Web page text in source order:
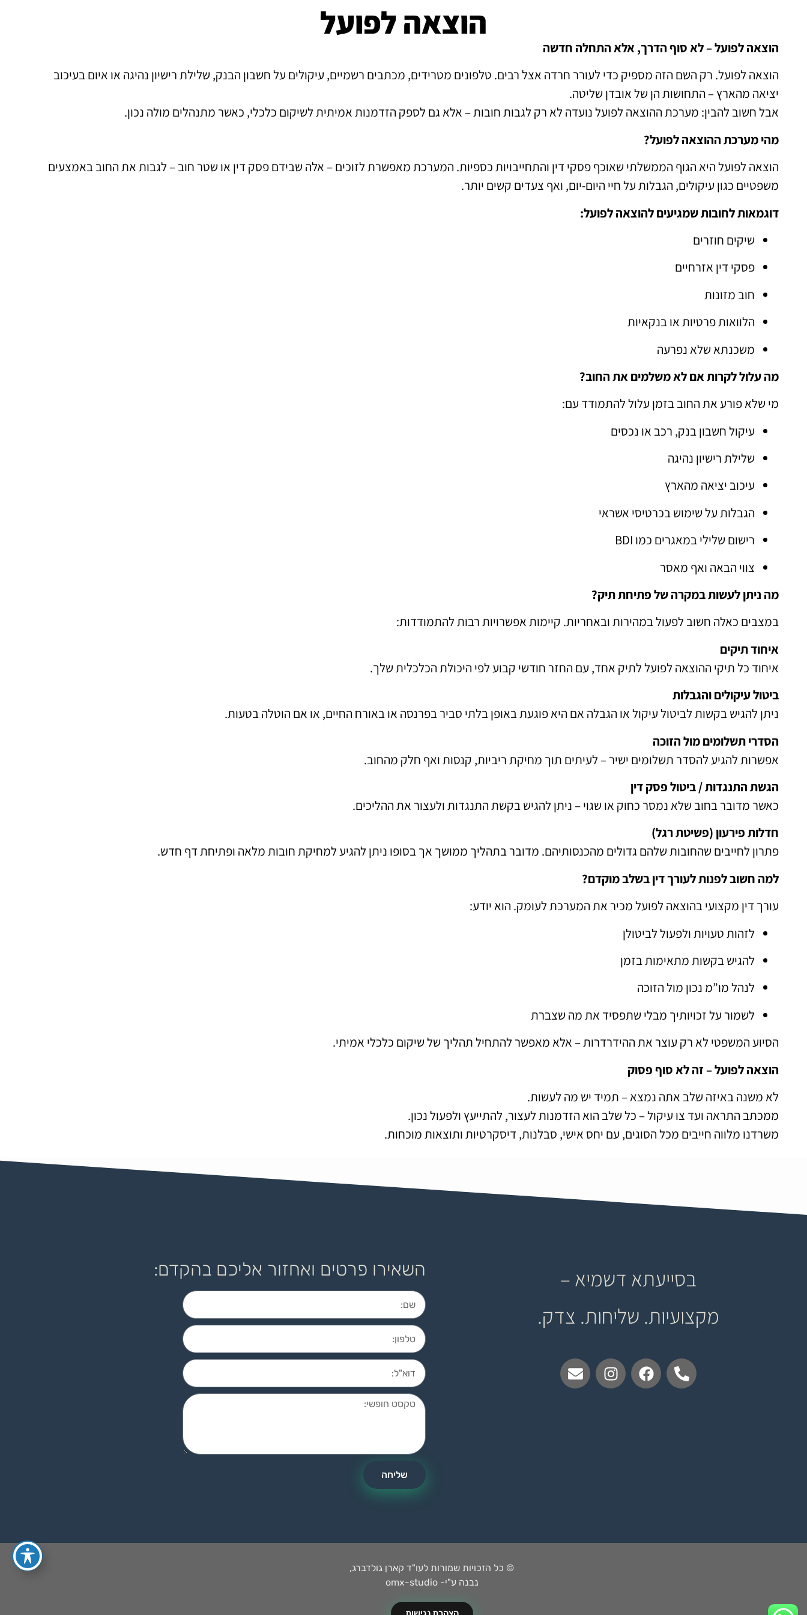
הוצאה לפועל
הוצאה לפועל – לא סוף הדרך, אלא התחלה חדשה
הוצאה לפועל. רק השם הזה מספיק כדי לעורר חרדה אצל רבים. טלפונים מטרידים, מכתבים רשמיים, עיקולים על חשבון הבנק, שלילת רישיון נהיגה או איום בעיכוב
יציאה מהארץ – התחושות הן של אובדן שליטה.
אבל חשוב להבין: מערכת ההוצאה לפועל נועדה לא רק לגבות חובות – אלא גם לספק הזדמנות אמיתית לשיקום כלכלי, כאשר מתנהלים מולה נכון.
מהי מערכת ההוצאה לפועל?
הוצאה לפועל היא הגוף הממשלתי שאוכף פסקי דין והתחייבויות כספיות. המערכת מאפשרת לזוכים – אלה שבידם פסק דין או שטר חוב – לגבות את החוב באמצעים
משפטיים כגון עיקולים, הגבלות על חיי היום-יום, ואף צעדים קשים יותר.
דוגמאות לחובות שמגיעים להוצאה לפועל:
שיקים חוזרים
פסקי דין אזרחיים
חוב מזונות
הלוואות פרטיות או בנקאיות
משכנתא שלא נפרעה
מה עלול לקרות אם לא משלמים את החוב?
מי שלא פורע את החוב בזמן עלול להתמודד עם:
עיקול חשבון בנק, רכב או נכסים
שלילת רישיון נהיגה
עיכוב יציאה מהארץ
הגבלות על שימוש בכרטיסי אשראי
רישום שלילי במאגרים כמו BDI
צווי הבאה ואף מאסר
מה ניתן לעשות במקרה של פתיחת תיק?
במצבים כאלה חשוב לפעול במהירות ובאחריות. קיימות אפשרויות רבות להתמודדות:
איחוד תיקים
איחוד כל תיקי ההוצאה לפועל לתיק אחד, עם החזר חודשי קבוע לפי היכולת הכלכלית שלך.
ביטול עיקולים והגבלות
ניתן להגיש בקשות לביטול עיקול או הגבלה אם היא פוגעת באופן בלתי סביר בפרנסה או באורח החיים, או אם הוטלה בטעות.
הסדרי תשלומים מול הזוכה
אפשרות להגיע להסדר תשלומים ישיר – לעיתים תוך מחיקת ריביות, קנסות ואף חלק מהחוב.
הגשת התנגדות / ביטול פסק דין
כאשר מדובר בחוב שלא נמסר כחוק או שגוי – ניתן להגיש בקשת התנגדות ולעצור את ההליכים.
חדלות פירעון (פשיטת רגל)
פתרון לחייבים שהחובות שלהם גדולים מהכנסותיהם. מדובר בתהליך ממושך אך בסופו ניתן להגיע למחיקת חובות מלאה ופתיחת דף חדש.
למה חשוב לפנות לעורך דין בשלב מוקדם?
עורך דין מקצועי בהוצאה לפועל מכיר את המערכת לעומק. הוא יודע:
לזהות טעויות ולפעול לביטולן
להגיש בקשות מתאימות בזמן
לנהל מו”מ נכון מול הזוכה
לשמור על זכויותיך מבלי שתפסיד את מה שצברת
הסיוע המשפטי לא רק עוצר את ההידרדרות – אלא מאפשר להתחיל תהליך של שיקום כלכלי אמיתי.
הוצאה לפועל – זה לא סוף פסוק
לא משנה באיזה שלב אתה נמצא – תמיד יש מה לעשות.
ממכתב התראה ועד צו עיקול – כל שלב הוא הזדמנות לעצור, להתייעץ ולפעול נכון.
משרדנו מלווה חייבים מכל הסוגים, עם יחס אישי, סבלנות, דיסקרטיות ותוצאות מוכחות.
בסייעתא דשמיא –
מקצועיות. שליחות. צדק.
השאירו פרטים ואחזור אליכם בהקדם:
שליחה
© כל הזכויות שמורות לעו"ד קארן גולדברג,
נבנה ע"י- omx-studio